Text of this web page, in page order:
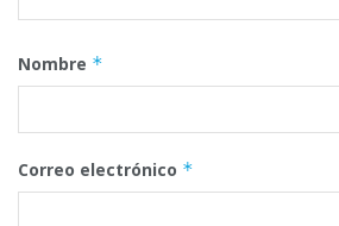
Nombre *
Correo electrónico *